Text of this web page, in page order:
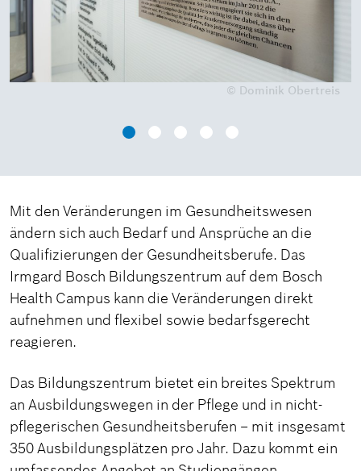
© Dominik Obertreis
Mit den Veränderungen im Gesundheitswesen
ändern sich auch Bedarf und Ansprüche an die
Qualifizierungen der Gesundheitsberufe. Das
Irmgard Bosch Bildungszentrum auf dem Bosch
Health Campus kann die Veränderungen direkt
aufnehmen und flexibel sowie bedarfsgerecht
reagieren.
Das Bildungszentrum bietet ein breites Spektrum
an Ausbildungswegen in der Pflege und in nicht-
pflegerischen Gesundheitsberufen – mit insgesamt
350 Ausbildungsplätzen pro Jahr. Dazu kommt ein